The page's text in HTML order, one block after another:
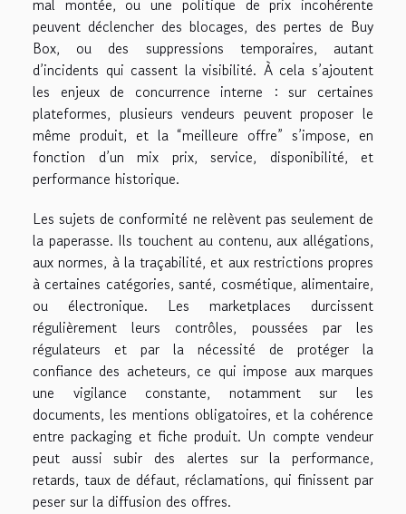
mal montée, ou une politique de prix incohérente
peuvent déclencher des blocages, des pertes de Buy
Box, ou des suppressions temporaires, autant
d’incidents qui cassent la visibilité. À cela s’ajoutent
les enjeux de concurrence interne : sur certaines
plateformes, plusieurs vendeurs peuvent proposer le
même produit, et la “meilleure offre” s’impose, en
fonction d’un mix prix, service, disponibilité, et
performance historique.
Les sujets de conformité ne relèvent pas seulement de
la paperasse. Ils touchent au contenu, aux allégations,
aux normes, à la traçabilité, et aux restrictions propres
à certaines catégories, santé, cosmétique, alimentaire,
ou électronique. Les marketplaces durcissent
régulièrement leurs contrôles, poussées par les
régulateurs et par la nécessité de protéger la
confiance des acheteurs, ce qui impose aux marques
une vigilance constante, notamment sur les
documents, les mentions obligatoires, et la cohérence
entre packaging et fiche produit. Un compte vendeur
peut aussi subir des alertes sur la performance,
retards, taux de défaut, réclamations, qui finissent par
peser sur la diffusion des offres.